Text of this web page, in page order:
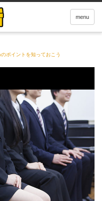
menu
ポイントを知っておこう